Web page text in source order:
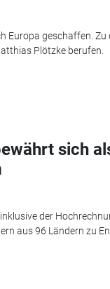
Europa geschaffen. Zu
Plötzke berufen.
sich
der
aus 96 Ländern zu